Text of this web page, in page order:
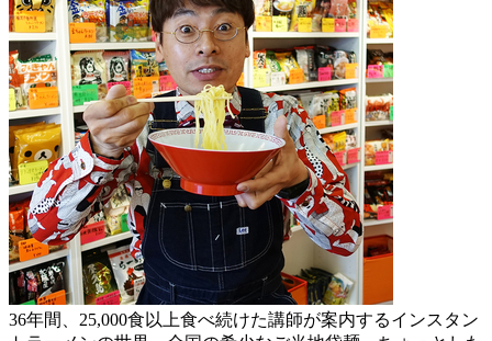
36年間、25,000食以上食べ続けた講師が案内するインスタン